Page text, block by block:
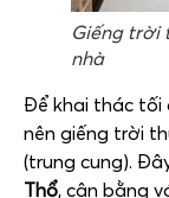
Giếng trời
nhà
Để khai thác tối
nên giếng trời
(trung cung).
Thổ, cân bằng